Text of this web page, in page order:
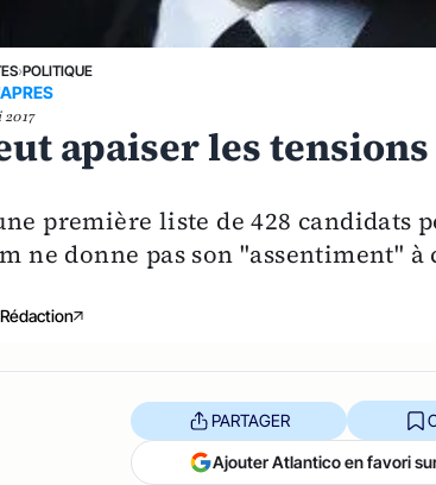
›POLITIQUE
apaiser les tensions
première liste de 428 candidats
ne donne pas son "assentiment" à
PARTAGER
Ajouter Atlantico en favori